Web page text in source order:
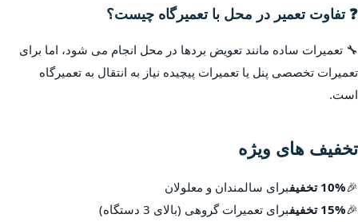
❓ تفاوت تعمیر در محل با تعمیرگاه چیست؟
🔧 تعمیرات ساده مانند تعویض بردها در محل انجام می شود، اما برای
تعمیرات تخصصی پنل یا تعمیرات پیچیده نیاز به انتقال به تعمیرگاه
است.
تخفیف های ویژه
🎉10% تخفیف
برای سالمندان و معلولان
🎉15% تخفیف
برای تعمیرات گروهی (بالای 3 دستگاه)